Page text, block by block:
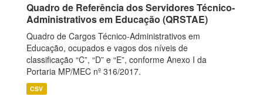
Quadro de Referência dos Servidores Técnico-
Administrativos em Educação (QRSTAE)
Quadro de Cargos Técnico-Administrativos em
Educação, ocupados e vagos dos níveis de
classificação “C”, “D” e “E”, conforme Anexo I da
Portaria MP/MEC nº 316/2017.
CSV